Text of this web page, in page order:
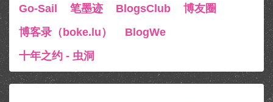
Go-Sail
笔墨迹 BlogsClub
博友圈
博客录（boke.lu）
BlogWe
十年之约 - 虫洞